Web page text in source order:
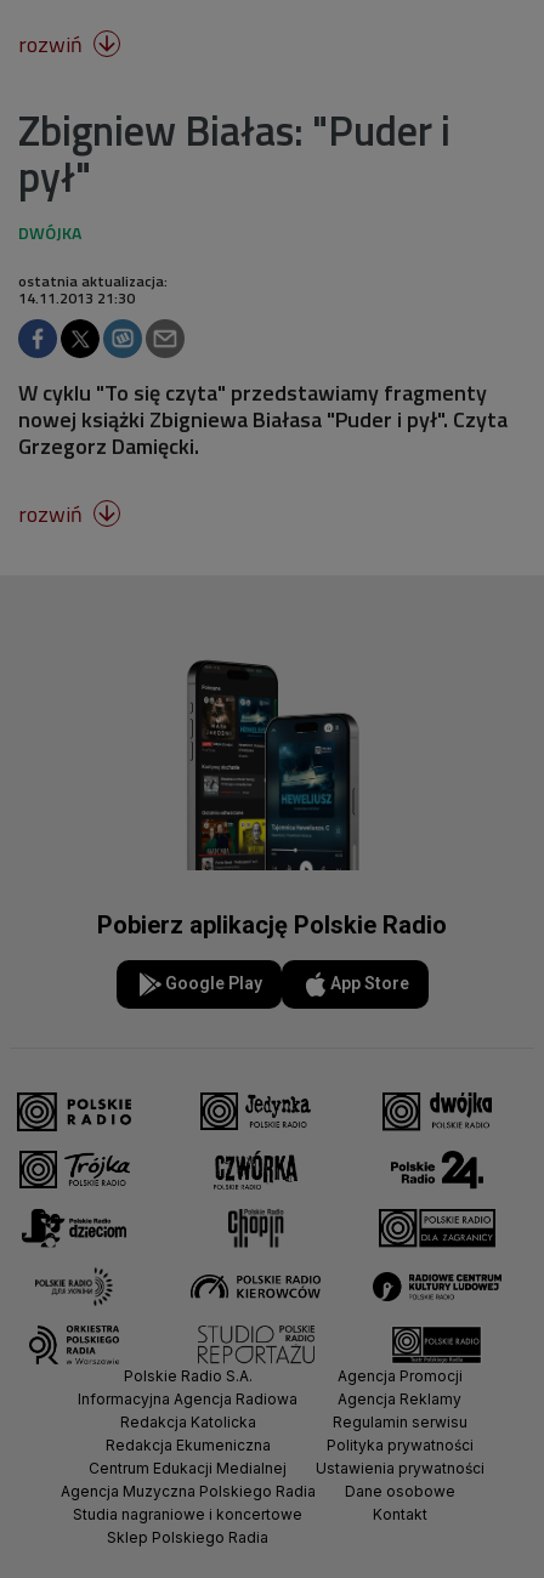
rozwiń 
Zbigniew Białas: "Puder i
pył"
ostatnia aktualizacja:
14.11.2013 21:30
W cyklu "To się czyta" przedstawiamy fragmenty
nowej książki Zbigniewa Białasa "Puder i pył". Czyta
Grzegorz Damięcki.
rozwiń 
Pobierz aplikację Polskie Radio
Google Play App Store
Polskie Radio S.A.
Informacyjna Agencja Radiowa
Redakcja Katolicka
Redakcja Ekumeniczna
Centrum Edukacji Medialnej
Agencja Muzyczna Polskiego Radia
Studia nagraniowe i koncertowe
Sklep Polskiego Radia
Agencja Promocji
Agencja Reklamy
Regulamin serwisu
Polityka prywatności
Ustawienia prywatności
Dane osobowe
Kontakt